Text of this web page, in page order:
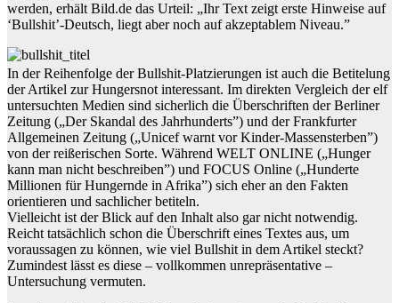
werden, erhält Bild.de das Urteil: „Ihr Text zeigt erste Hinweise auf
‘Bullshit’-Deutsch, liegt aber noch auf akzeptablem Niveau.”
In der Reihenfolge der Bullshit-Platzierungen ist auch die Betitelung
der Artikel zur Hungersnot interessant. Im direkten Vergleich der elf
untersuchten Medien sind sicherlich die Überschriften der Berliner
Zeitung („Der Skandal des Jahrhunderts”) und der Frankfurter
Allgemeinen Zeitung („Unicef warnt vor Kinder-Massensterben”)
von der reißerischen Sorte. Während WELT ONLINE („Hunger
kann man nicht beschreiben”) und FOCUS Online („Hunderte
Millionen für Hungernde in Afrika”) sich eher an den Fakten
orientieren und sachlicher betiteln.
Vielleicht ist der Blick auf den Inhalt also gar nicht notwendig.
Reicht tatsächlich schon die Überschrift eines Textes aus, um
voraussagen zu können, wie viel Bullshit in dem Artikel steckt?
Zumindest lässt es diese – vollkommen unrepräsentative –
Untersuchung vermuten.